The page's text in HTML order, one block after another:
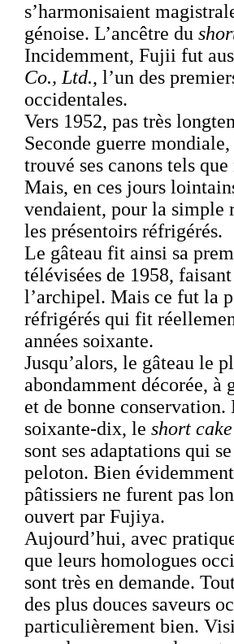
s’harmonisaient
génoise. L’ancêtre du
Incidemment, Fujii fut
Co., Ltd., l’un des
occidentales.
Vers 1952, pas très
Seconde guerre
trouvé ses canons tels
Mais, en ces jours
vendaient, pour la simple
les présentoirs réfrigérés.
Le gâteau fit ainsi sa
télévisées de 1958,
l’archipel. Mais ce fut la
réfrigérés qui fit
années soixante.
Jusqu’alors, le gâteau le
abondamment décorée, à
et de bonne
soixante-dix, le short cake
sont ses adaptations qui
peloton. Bien
pâtissiers ne furent pas
ouvert par Fujiya.
Aujourd’hui, avec
que leurs homologues
sont très en demande.
des plus douces saveurs
particulièrement bien.